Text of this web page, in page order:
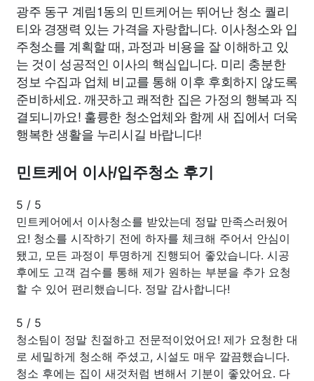
광주 동구 계림1동의 민트케어는 뛰어난 청소 퀄리
티와 경쟁력 있는 가격을 자랑합니다. 이사청소와 입
주청소를 계획할 때, 과정과 비용을 잘 이해하고 있
는 것이 성공적인 이사의 핵심입니다. 미리 충분한
정보 수집과 업체 비교를 통해 이후 후회하지 않도록
준비하세요. 깨끗하고 쾌적한 집은 가정의 행복과 직
결되니까요! 훌륭한 청소업체와 함께 새 집에서 더욱
행복한 생활을 누리시길 바랍니다!
민트케어 이사/입주청소 후기
5 / 5
민트케어에서 이사청소를 받았는데 정말 만족스러웠어
요! 청소를 시작하기 전에 하자를 체크해 주어서 안심이
됐고, 모든 과정이 투명하게 진행되어 좋았습니다. 시공
후에도 고객 검수를 통해 제가 원하는 부분을 추가 요청
할 수 있어 편리했습니다. 정말 감사합니다!
5 / 5
청소팀이 정말 친절하고 전문적이었어요! 제가 요청한 대
로 세밀하게 청소해 주셨고, 시설도 매우 깔끔했습니다.
청소 후에는 집이 새것처럼 변해서 기분이 좋았어요. 다